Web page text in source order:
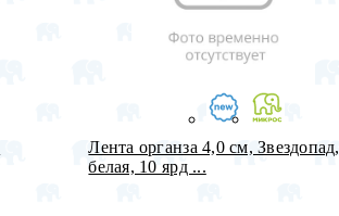
Лента органза 4,0 см, Звездопад,
белая, 10 ярд ...